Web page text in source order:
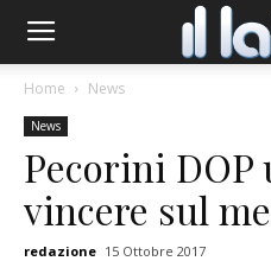
Home News
News
Pecorini
vincere sul
redazione 15 Ottobre 2017